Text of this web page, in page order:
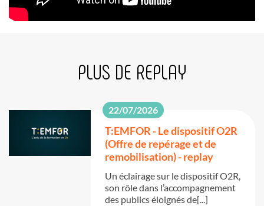
PLUS DE REPLAY
22/07/2026
T:EMFOR - Le dispositif O2R
(Offre de repérage et de
remobilisation) - replay
Un éclairage sur le dispositif O2R,
son rôle dans l’accompagnement
des publics éloignés de[...]